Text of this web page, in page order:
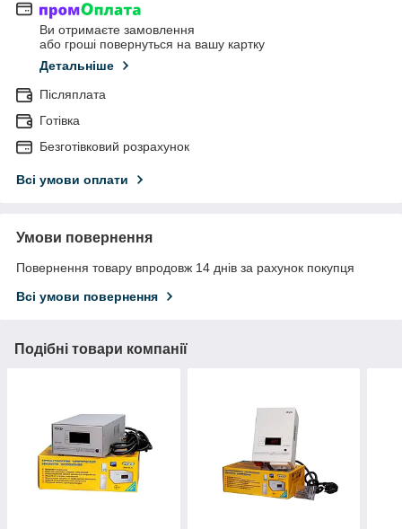
Ви отримаєте замовлення
або гроші повернуться на вашу картку
Детальніше
Післяплата
Готівка
Безготівковий розрахунок
Всі умови оплати
Умови повернення
Повернення товару впродовж 14 днів за рахунок покупця
Всі умови повернення
Подібні товари компанії